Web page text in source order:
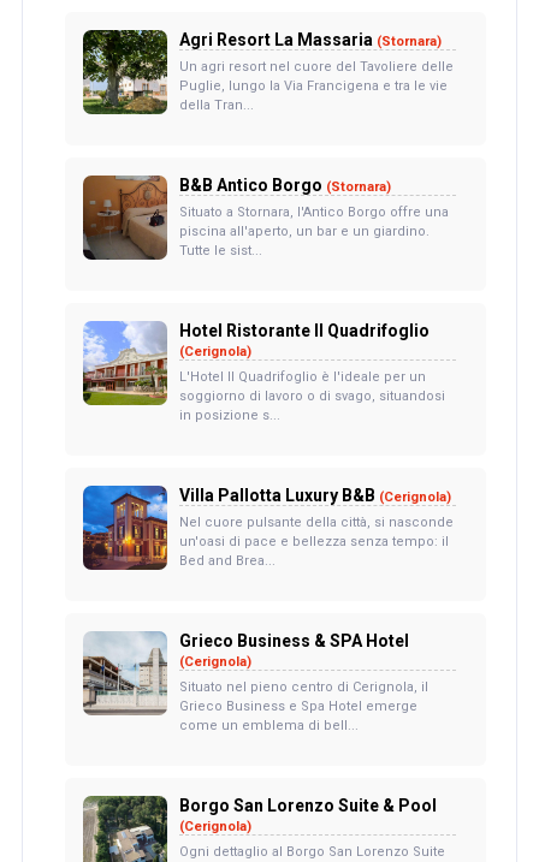
Agri Resort La Massaria (Stornara)
Un agri resort nel cuore del Tavoliere delle
Puglie, lungo la Via Francigena e tra le vie
della Tran...
B&B Antico Borgo (Stornara)
Situato a Stornara, l'Antico Borgo offre una
piscina all'aperto, un bar e un giardino.
Tutte le sist...
Hotel Ristorante Il Quadrifoglio
(Cerignola)
L'Hotel Il Quadrifoglio è l'ideale per un
soggiorno di lavoro o di svago, situandosi
in posizione s...
Villa Pallotta Luxury B&B (Cerignola)
Nel cuore pulsante della città, si nasconde
un'oasi di pace e bellezza senza tempo: il
Bed and Brea...
Grieco Business & SPA Hotel
(Cerignola)
Situato nel pieno centro di Cerignola, il
Grieco Business e Spa Hotel emerge
come un emblema di bell...
Borgo San Lorenzo Suite & Pool
(Cerignola)
Ogni dettaglio al Borgo San Lorenzo Suite